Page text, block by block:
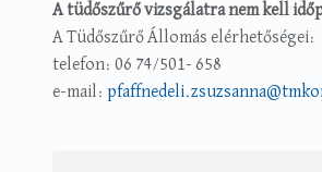
A tüdőszűrő vizsgálatra nem kell
A Tüdőszűrő Állomás elérhetőségei:
telefon: 06 74/501- 658
e-mail: